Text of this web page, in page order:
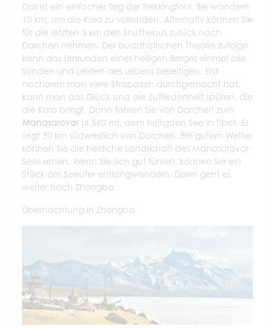
Das ist ein einfacher Tag der Trekkingtour. Sie wandern
10 km, um die Kora zu vollenden. Alternativ können Sie
für die letzten 3 km den Shuttlebus zurück nach
Darchen nehmen. Der buddhistischen Theorie zufolge
kann das Umrunden eines heiligen Berges einmal alle
Sünden und Leiden des Lebens beseitigen. Erst
nachdem man viele Strapazen durchgemacht hat,
kann man das Glück und die Zufriedenheit spüren, die
die Kora bringt. Dann fahren Sie von Darchen zum
Manasarovar(4.560 m), dem heiligsten See in Tibet. Er
liegt 30 km südwestlich von Darchen. Bei gutem Wetter
können Sie die herrliche Landschaft des Manasarovar-
Sees sehen. Wenn Sie sich gut fühlen, können Sie ein
Stück am Seeufer entlangwandern. Dann geht es
weiter nach Zhongba.
Übernachtung in Zhongba